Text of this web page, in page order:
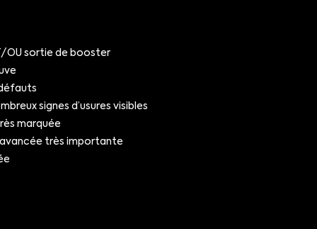
OU sortie de booster
signes d’usures visibles
marquée
très importante